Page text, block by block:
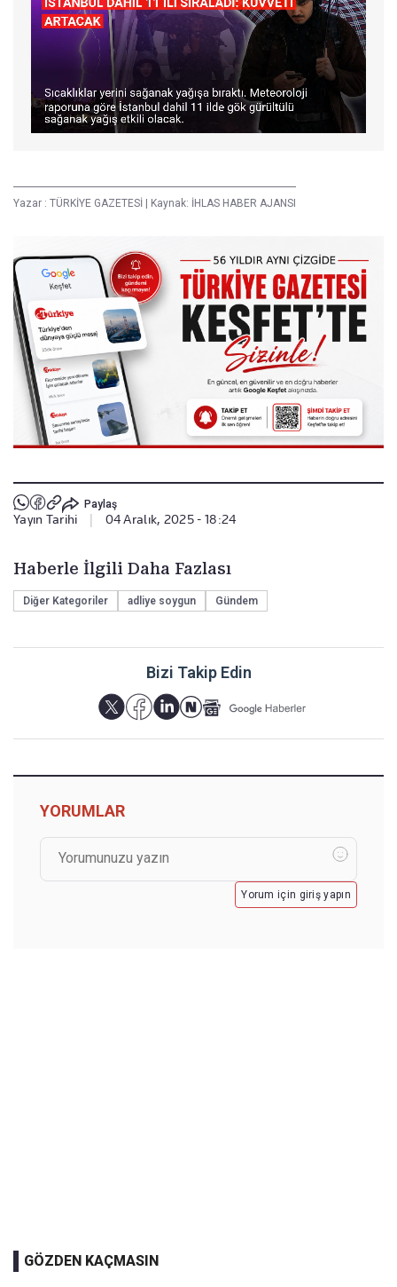
Yazar : TÜRKİYE GAZETESİ | Kaynak: İHLAS HABER AJANSI
Paylaş
Yayın Tarihi 04 Aralık, 2025 - 18:24
Haberle İlgili Daha Fazlası
Diğer Kategoriler adliye soygun Gündem
Bizi Takip Edin
YORUMLAR
Yorum için giriş yapın
GÖZDEN KAÇMASIN